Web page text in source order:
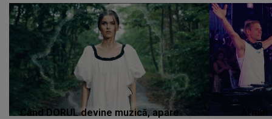
Când DORUL devine muzică, apare